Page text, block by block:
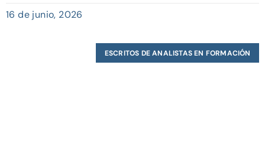
16 de junio, 2026
ESCRITOS DE ANALISTAS EN FORMACIÓN